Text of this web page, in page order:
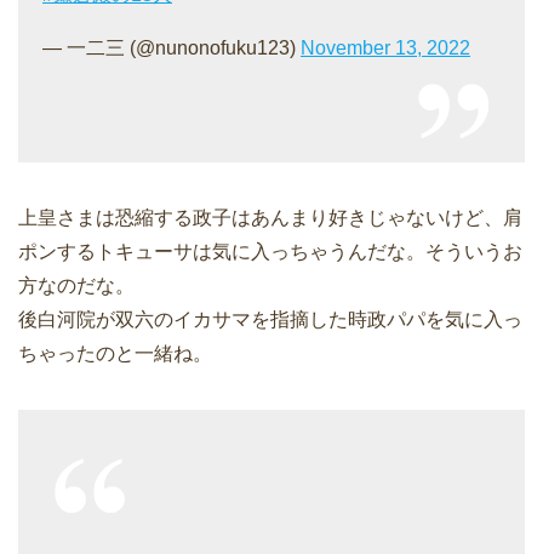
— 一二三 (@nunonofuku123) November 13, 2022
上皇さまは恐縮する政子はあんまり好きじゃないけど、肩
ポンするトキューサは気に入っちゃうんだな。そういうお
方なのだな。
後白河院が双六のイカサマを指摘した時政パパを気に入っ
ちゃったのと一緒ね。